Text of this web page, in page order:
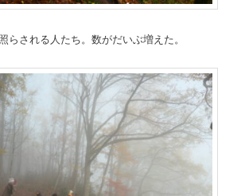
される人たち。数がだいぶ増えた。